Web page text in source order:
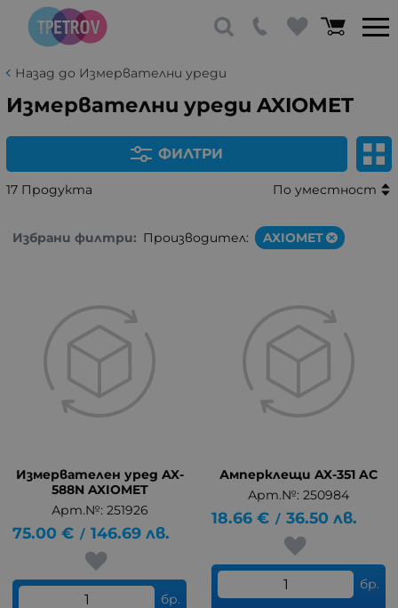
Назад до Измервателни уреди
Измервателни уреди AXIOMET
ФИЛТРИ
17 Продукта По уместност
Избрани филтри: Производител: AXIOMET
Измервателен уред AX-
588N AXIOMET
Арт.№: 251926
75.00 € / 146.69 лв.
бр.
Амперклещи AX-351 AC
Арт.№: 250984
18.66 € / 36.50 лв.
бр.